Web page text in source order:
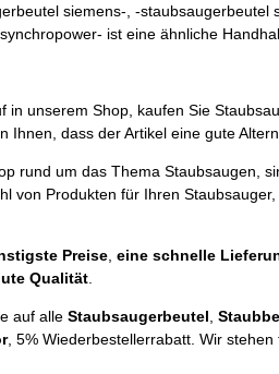
siemens-, -staubsaugerbeutel
ist eine ähnliche
in unserem Shop, kaufen Sie
Ihnen, dass der Artikel eine gute
rund um das Thema Staubsaugen,
von Produkten für Ihren
Preise,eine schnelle
Qualität.
auf alleStaubsaugerbeutel,
, 5% Wiederbestellerrabatt. Wir